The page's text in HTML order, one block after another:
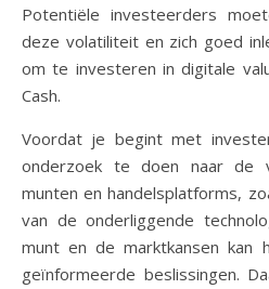
Potentiële investeerders
deze volatiliteit en zich goed
om te investeren in digitale
Cash.
Voordat je begint met
onderzoek te doen naar de
munten en handelsplatforms,
van de onderliggende
munt en de marktkansen kan
geïnformeerde beslissingen.